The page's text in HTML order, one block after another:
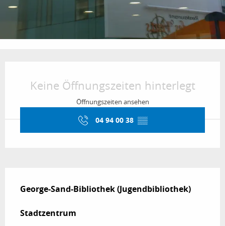
Keine Öffnungszeiten hinterlegt
Öffnungszeiten ansehen
04 94 00 38 ▒▒
George-Sand-Bibliothek (Jugendbibliothek)
Stadtzentrum